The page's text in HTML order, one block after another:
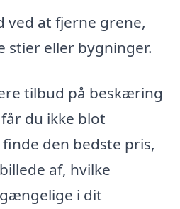
ved at fjerne grene,
stier eller bygninger.
tilbud på beskæring
du ikke blot
den bedste pris,
af, hvilke
i dit